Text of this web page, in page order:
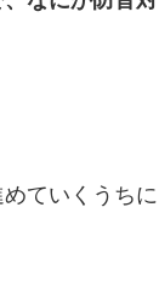
ていくうちに